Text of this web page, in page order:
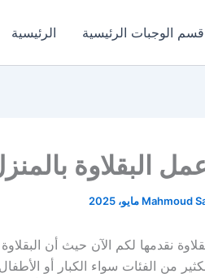
قسم الوجبات الرئيسية الرئيسية
البقلاوة
Mahmoud
نقدمها لكم الآن حيث أن
من الفئات سواء الكبار أو